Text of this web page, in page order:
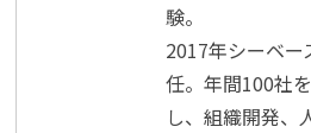
験。
2017年シーベ
任。年間100社
し、組織開発、